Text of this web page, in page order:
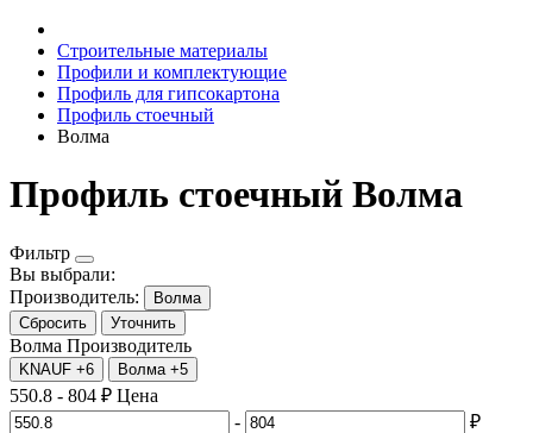
Строительные материалы
Профили и комплектующие
Профиль для гипсокартона
Профиль стоечный
Волма
Профиль стоечный Волма
Фильтр
Вы выбрали:
Производитель:
Волма
Сбросить
Уточнить
Волма Производитель
KNAUF +6 Волма +5
550.8 - 804 ₽ Цена
-
₽